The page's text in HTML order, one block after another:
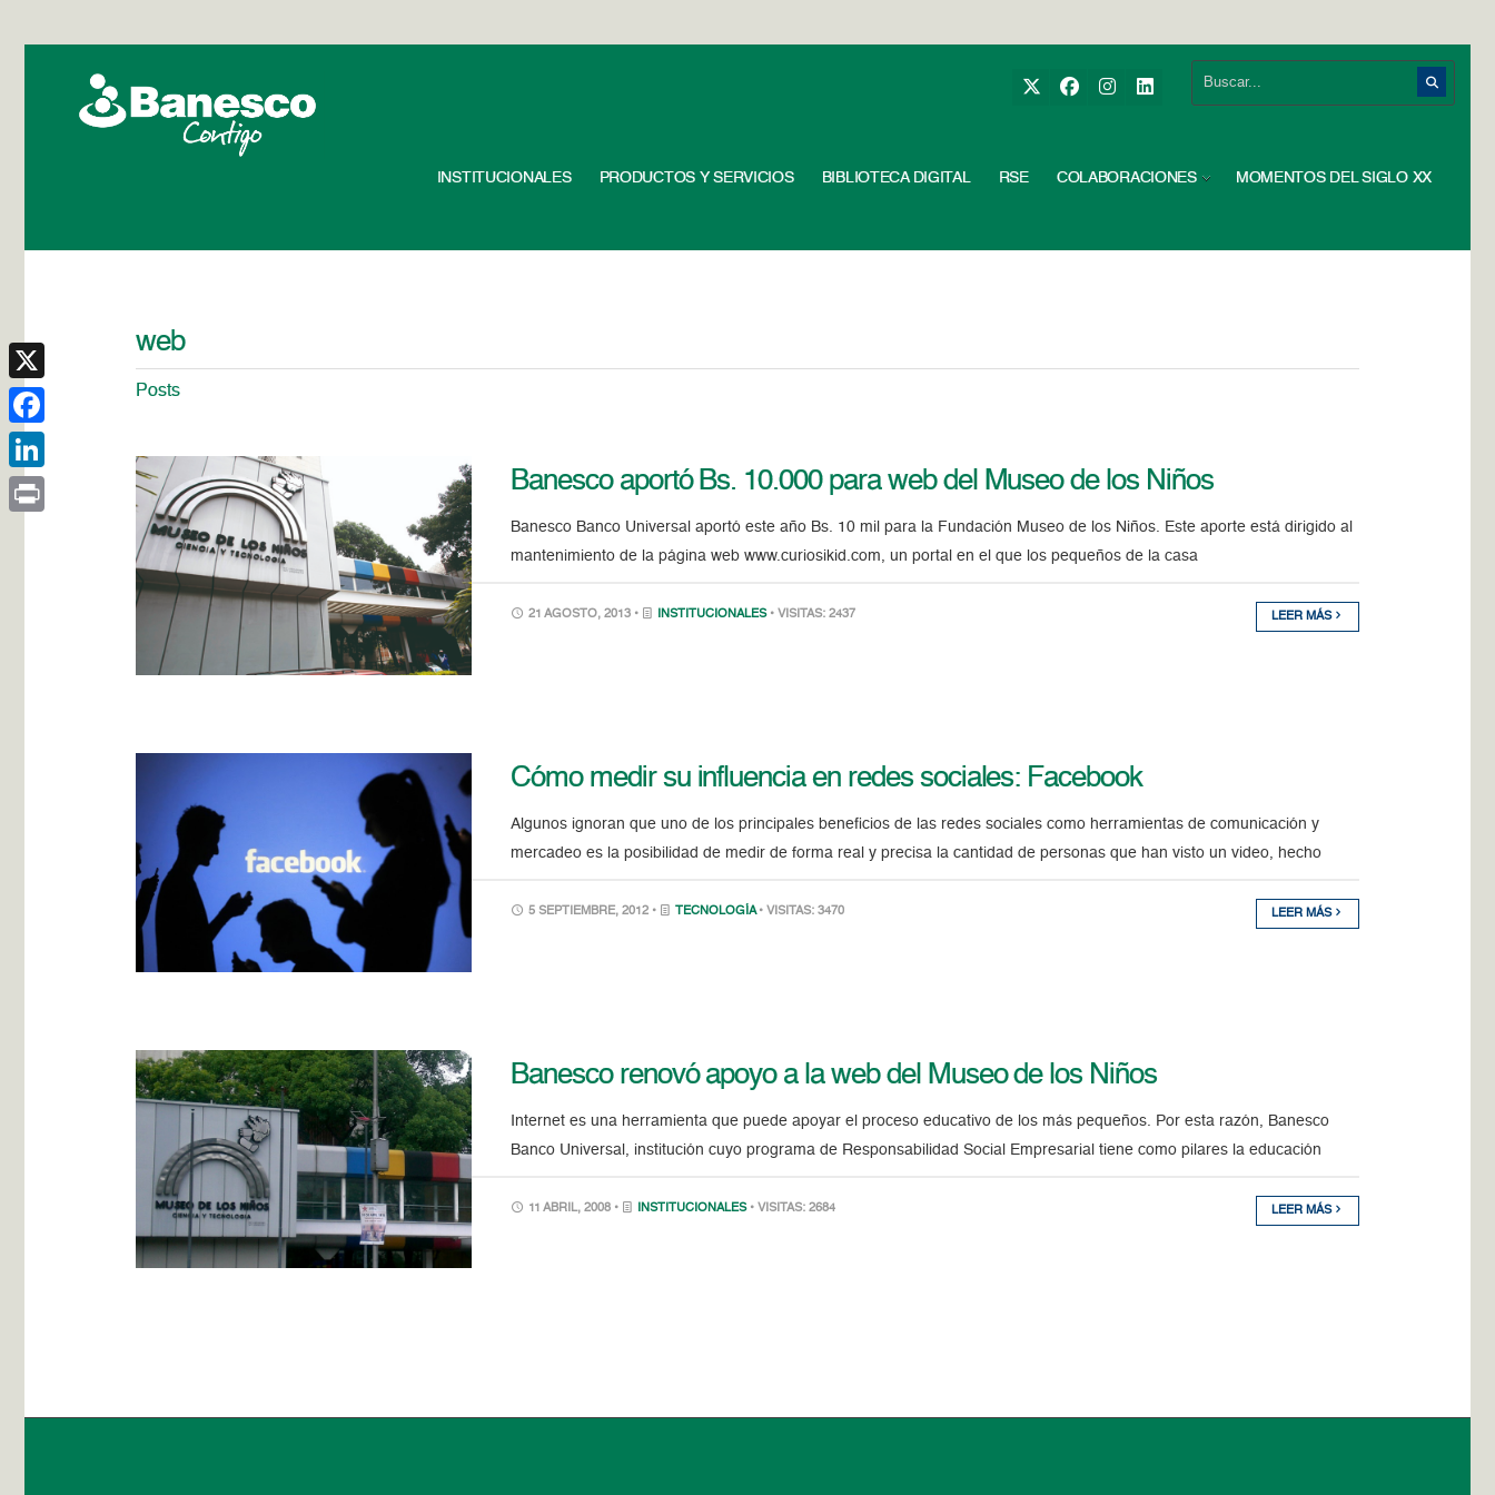
INSTITUCIONALES PRODUCTOS Y SERVICIOS BIBLIOTECA DIGITAL RSE COLABORACIONES MOMENTOS DEL SIGLO XX
web
Posts
Banesco aportó Bs. 10.000 para web del Museo de los Niños
Banesco Banco Universal aportó este año Bs. 10 mil para la Fundación Museo de los Niños. Este aporte está dirigido al
mantenimiento de la página web www.curiosikid.com, un portal en el que los pequeños de la casa
21 AGOSTO, 2013 • INSTITUCIONALES • VISITAS: 2437 LEER MÁS
Cómo medir su influencia en redes sociales: Facebook
Algunos ignoran que uno de los principales beneficios de las redes sociales como herramientas de comunicación y
mercadeo es la posibilidad de medir de forma real y precisa la cantidad de personas que han visto un video, hecho
5 SEPTIEMBRE, 2012 • TECNOLOGÍA • VISITAS: 3470 LEER MÁS
Banesco renovó apoyo a la web del Museo de los Niños
Internet es una herramienta que puede apoyar el proceso educativo de los más pequeños. Por esta razón, Banesco
Banco Universal, institución cuyo programa de Responsabilidad Social Empresarial tiene como pilares la educación
11 ABRIL, 2008 • INSTITUCIONALES • VISITAS: 2684 LEER MÁS
X
Facebook
LinkedIn